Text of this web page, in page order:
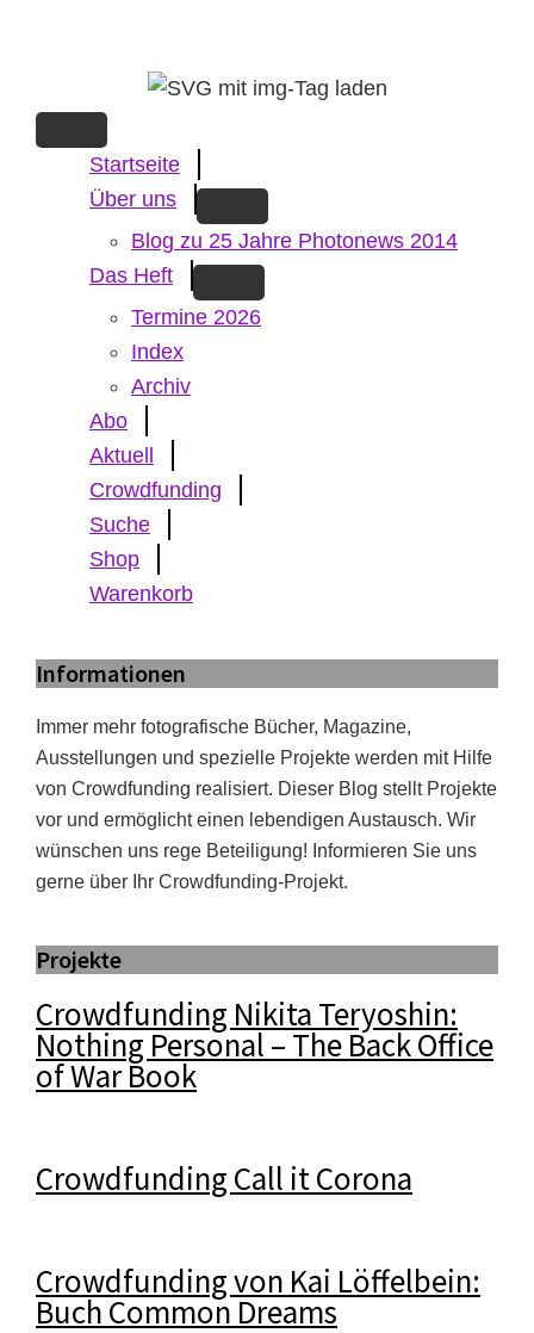
content
Startseite
Über uns
Blog zu 25 Jahre Photonews 2014
Das Heft
Termine 2026
Index
Archiv
Abo
Aktuell
Crowdfunding
Suche
Shop
Warenkorb
Informationen
Immer mehr fotografische Bücher, Magazine,
Ausstellungen und spezielle Projekte werden mit Hilfe
von Crowdfunding realisiert. Dieser Blog stellt Projekte
vor und ermöglicht einen lebendigen Austausch. Wir
wünschen uns rege Beteiligung! Informieren Sie uns
gerne über Ihr Crowdfunding-Projekt.
Projekte
Crowdfunding Nikita Teryoshin:
Nothing Personal – The Back Office
of War Book
Crowdfunding Call it Corona
Crowdfunding von Kai Löffelbein:
Buch Common Dreams